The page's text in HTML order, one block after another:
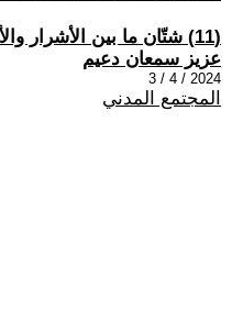
(11) شتّان ما بين الأشرار والأبرار
عزيز سمعان دعيم
2024 / 4 / 3
المجتمع المدني